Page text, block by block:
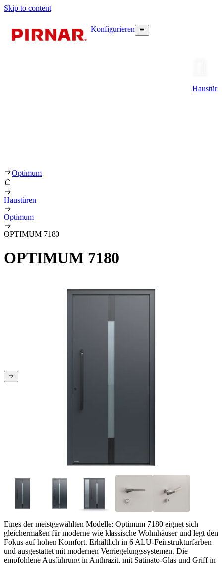
Skip to content
Konfigurieren
Haustür
Optimum
Haustüren
Optimum
OPTIMUM 7180
OPTIMUM 7180
Eines der meistgewählten Modelle: Optimum 7180 eignet sich
gleichermaßen für moderne wie klassische Wohnhäuser und legt den
Fokus auf hohen Komfort. Erhältlich in 6 ALU-Feinstrukturfarben
und ausgestattet mit modernen Verriegelungssystemen. Die
empfohlene Ausführung in Anthrazit, mit Satinato-Glas und Griff in